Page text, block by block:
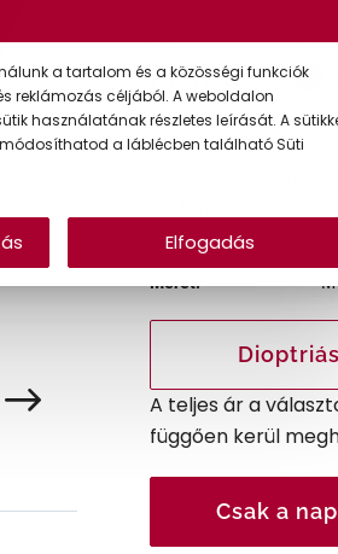
Ár:
Törzsvásárlói ár:
Online
Méret: M
A teljes ár a
függően kerül
Csak a
a tartalom és a közösségi funkciók
reklámozás céljából. A weboldalon
használatának részletes leírását. A
a láblécben található Süti
Elfogadás